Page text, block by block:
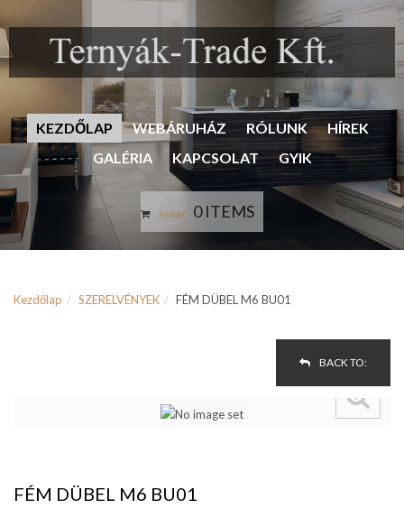
KEZDŐLAP WEBÁRUHÁZ RÓLUNK
HÍREK
GALÉRIA
KAPCSOLAT GYIK
Kosár: 0 ITEMS
Kezdőlap SZERELVÉNYEK FÉM DÜBEL M6 BU01
BACK TO:
FÉM DÜBEL M6 BU01